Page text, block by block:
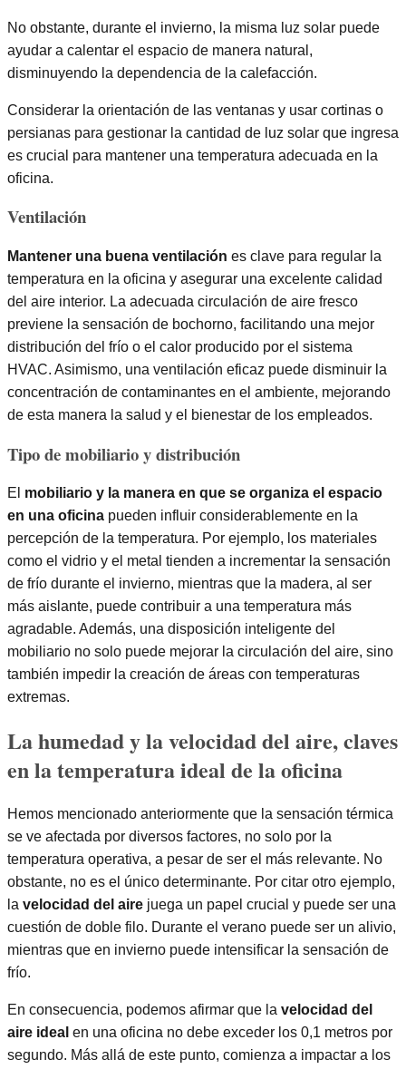
No obstante, durante el invierno, la misma luz solar puede
ayudar a calentar el espacio de manera natural,
disminuyendo la dependencia de la calefacción.
Considerar la orientación de las ventanas y usar cortinas o
persianas para gestionar la cantidad de luz solar que ingresa
es crucial para mantener una temperatura adecuada en la
oficina.
Ventilación
Mantener una buena ventilación es clave para regular la
temperatura en la oficina y asegurar una excelente calidad
del aire interior. La adecuada circulación de aire fresco
previene la sensación de bochorno, facilitando una mejor
distribución del frío o el calor producido por el sistema
HVAC. Asimismo, una ventilación eficaz puede disminuir la
concentración de contaminantes en el ambiente, mejorando
de esta manera la salud y el bienestar de los empleados.
Tipo de mobiliario y distribución
El mobiliario y la manera en que se organiza el espacio
en una oficina pueden influir considerablemente en la
percepción de la temperatura. Por ejemplo, los materiales
como el vidrio y el metal tienden a incrementar la sensación
de frío durante el invierno, mientras que la madera, al ser
más aislante, puede contribuir a una temperatura más
agradable. Además, una disposición inteligente del
mobiliario no solo puede mejorar la circulación del aire, sino
también impedir la creación de áreas con temperaturas
extremas.
La humedad y la velocidad del aire, claves
en la temperatura ideal de la oficina
Hemos mencionado anteriormente que la sensación térmica
se ve afectada por diversos factores, no solo por la
temperatura operativa, a pesar de ser el más relevante. No
obstante, no es el único determinante. Por citar otro ejemplo,
la velocidad del aire juega un papel crucial y puede ser una
cuestión de doble filo. Durante el verano puede ser un alivio,
mientras que en invierno puede intensificar la sensación de
frío.
En consecuencia, podemos afirmar que la velocidad del
aire ideal en una oficina no debe exceder los 0,1 metros por
segundo. Más allá de este punto, comienza a impactar a los